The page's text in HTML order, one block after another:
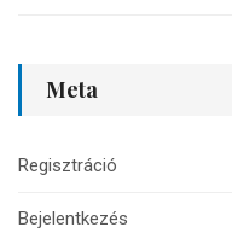
Meta
Regisztráció
Bejelentkezés